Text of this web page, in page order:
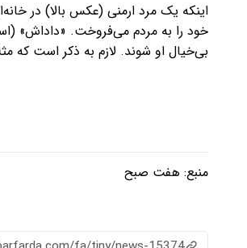
اینکه یک مرد ارمنی (عکس بالا) در
بی‌خیال او شوند. لازم به ذکر است که مثلا قیمت دلار
منبع: هفت صبح